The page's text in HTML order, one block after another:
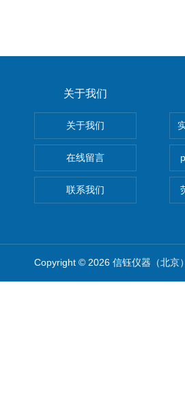
关于我们
关于我们
在线留言
联系我们
Copyright © 2026 信钰仪器（北京